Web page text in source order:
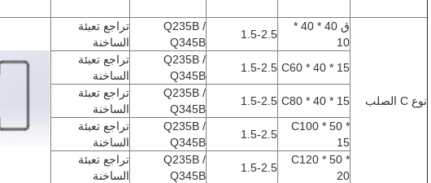
نوع C الصلب
ق 40 * 40 *
10
1.5-2.5
Q235B /
Q345B
تراجع تعبئة
الساخنة
C60 * 40 * 15
1.5-2.5
Q235B /
Q345B
تراجع تعبئة
الساخنة
C80 * 40 * 15
1.5-2.5
Q235B /
Q345B
تراجع تعبئة
الساخنة
C100 * 50 *
15
1.5-2.5
Q235B /
Q345B
تراجع تعبئة
الساخنة
C120 * 50 *
20
1.5-2.5
Q235B /
Q345B
تراجع تعبئة
الساخنة